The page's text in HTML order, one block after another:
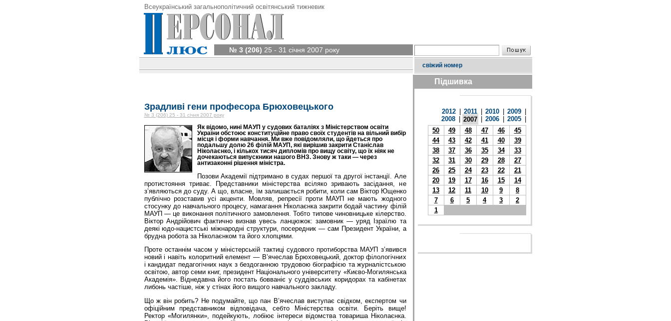
Всеукраїнський загальнополітичний освітянський тижневик
№ 3 (206) 25 - 31 січня 2007 року
свіжий номер
Зрадливі гени професора Брюховецького
№ 3 (206) 25 - 31 січня 2007 року
Як відомо, нині МАУП у судових баталіях з Міністерством освіти
України обстоює конституційне право своїх студентів на вільний вибір
місця і форми навчання. Ми вже повідомляли, що йдеться про
подальшу долю 26 філій МАУП, які вирішив закрити Станіслав
Ніколаєнко, і кількох тисяч дипломів про вищу освіту, що їх ніяк не
дочекаються випускники нашого ВНЗ. Знову ж таки — через
антизаконні рішення міністра.
Позови Академії підтримано в судах першої та другої інстанції. Але
протистояння триває. Представники міністерства всіляко зривають засідання, не
з’являються до суду. А що, власне, їм залишається робити, коли сам Віктор Ющенко
публічно розставив усі акценти. Мовляв, репресії проти МАУП не мають жодного
стосунку до навчального процесу, намагання Ніколаєнка закрити бодай частину філій
МАУП — це виконання політичного замовлення. Тобто типове чиновницьке кілерство.
Віктор Андрійович фактично визнав увесь ланцюжок: замовник — уряд Ізраїлю та
деякі юдо-нацистські міжнародні структури, посередник — сам Президент України, а
брудна робота за Ніколаєнком та його хлопцями.
Проте останнім часом у міністерській тактиці судового протиборства МАУП з’явився
новий і навіть колоритний елемент — В’ячеслав Брюховецький, доктор філологічних
і кандидат педагогічних наук з бездоганною трудовою біографією та журналістською
освітою, автор семи книг, президент Національного університету «Києво-Могилянська
Академія». Віднедавна його постать бовваніє у суддівських коридорах та кабінетах
либонь частіше, ніж у стінах його вищого навчального закладу.
Що ж він робить? Не подумайте, що пан В’ячеслав виступає свідком, експертом чи
офіційним пред­ставником відповідача, себто Міністерства освіти. Беріть вище!
Ректор «Могилянки», подейкують, лобіює інтереси відомства товариша Ніколаєнка.
Підшивка
2012 2011 2010 2009
2008
2007 2006 2005
50
49 48 47 46
45
44
43 42 41 40
39
38
37 36 35 34
33
32
31 30 29 28
27
26
25 24 23 22
21
20
19 17 16 15
14
13
12 11 10 9
8
7
6 5 4 3
2
1